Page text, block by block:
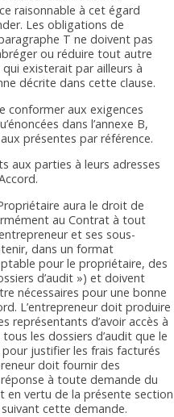
raisonnable à cet égard
Les obligations de
T ne doivent pas
ou réduire tout autre
existerait par ailleurs à
décrite dans cette clause.
conformer aux exigences
dans l’annexe B,
présentes par référence.
aux parties à leurs adresses
aura le droit de
au Contrat à tout
et ses sous-
dans un format
pour le propriétaire, des
d’audit ») et doivent
nécessaires pour une bonne
L’entrepreneur doit produire
représentants d’avoir accès à
les dossiers d’audit que le
justifier les frais facturés
doit fournir des
à toute demande du
vertu de la présente section
cette demande.